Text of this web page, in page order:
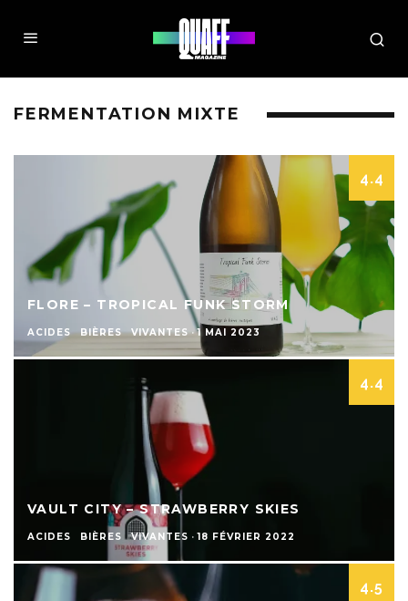
FERMENTATION MIXTE
4.4
FLORE – TROPICAL FUNK STORM
ACIDES BIÈRES VIVANTES · 1 MAI 2023
4.4
VAULT CITY – STRAWBERRY SKIES
ACIDES BIÈRES VIVANTES · 18 FÉVRIER 2022
4.5